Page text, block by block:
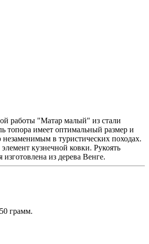
работы "Матар малый" из стали
топора имеет оптимальный размер и
незаменимым в туристических походах.
кузнечной ковки. Рукоять
изготовлена из дерева Венге.
грамм.